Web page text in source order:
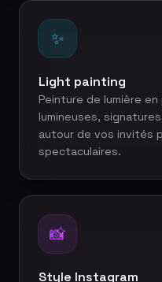
✨
Light painting
Peinture de lumière
lumineuses,
autour de vos invités
spectaculaires.
📸
Style Instagram